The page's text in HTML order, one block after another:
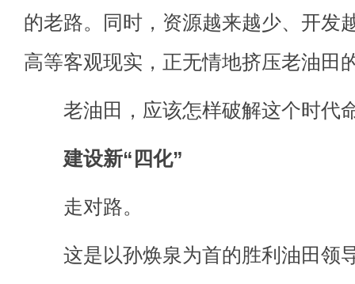
的老路。同时，资源越来越少、开发
高等客观现实，正无情地挤压老油田
老油田，应该怎样破解这个时代
建设新“四化”
走对路。
这是以孙焕泉为首的胜利油田领